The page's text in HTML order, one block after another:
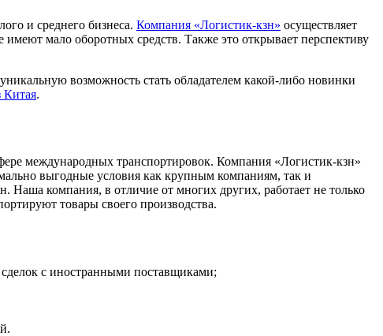
и среднего бизнеса. Компания «Логистик-кзн» осуществляет
имеют мало оборотных средств. Также это открывает перспективу
возможность стать обладателем какой-либо новинки
Китая.
международных транспортировок. Компания «Логистик-кзн»
выгодные условия как крупным компаниям, так и
компания, в отличие от многих других, работает не только
товары своего производства.
с иностранными поставщиками;